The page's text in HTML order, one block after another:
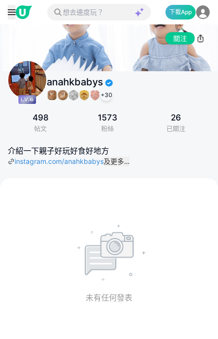
下載App
關注
anahkbabys
+30
498
帖文
1573
粉絲
26
已關注
介紹一下親子好玩好食好地方
instagram.com/anahkbabys及更多…
未有任何發表